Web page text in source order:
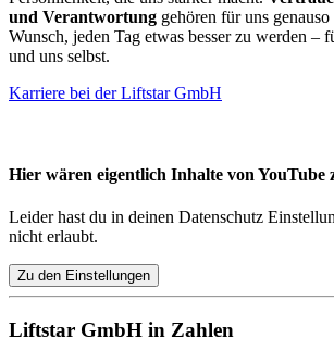
und Verantwortung gehören für uns
Wunsch, jeden Tag etwas besser zu werden –
und uns selbst.
Karriere bei der Liftstar GmbH
Hier wären eigentlich Inhalte von YouTube
Leider hast du in deinen Datenschutz
nicht erlaubt.
Zu den Einstellungen
Liftstar GmbH in Zahlen